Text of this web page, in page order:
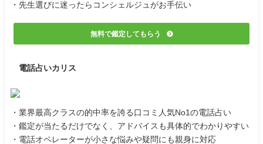
・先生選びに迷ったらコンシェルジュがお手伝い
無料で鑑定してもらう
電話占いカリス
・業界最高クラスの的中率を誇る口コミ人気No1の電話占い
・鑑定が当たるだけでなく、アドバイスも具体的でわかりやすい
・電話オペレーターが小さな悩みや疑問にも親身に対応